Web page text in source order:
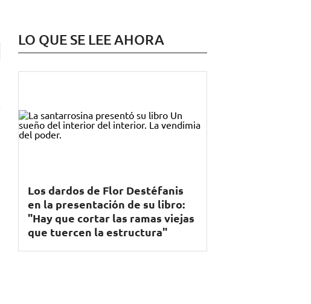
LO QUE SE LEE AHORA
Los dardos de Flor Destéfanis
en la presentación de su libro:
"Hay que cortar las ramas viejas
que tuercen la estructura"